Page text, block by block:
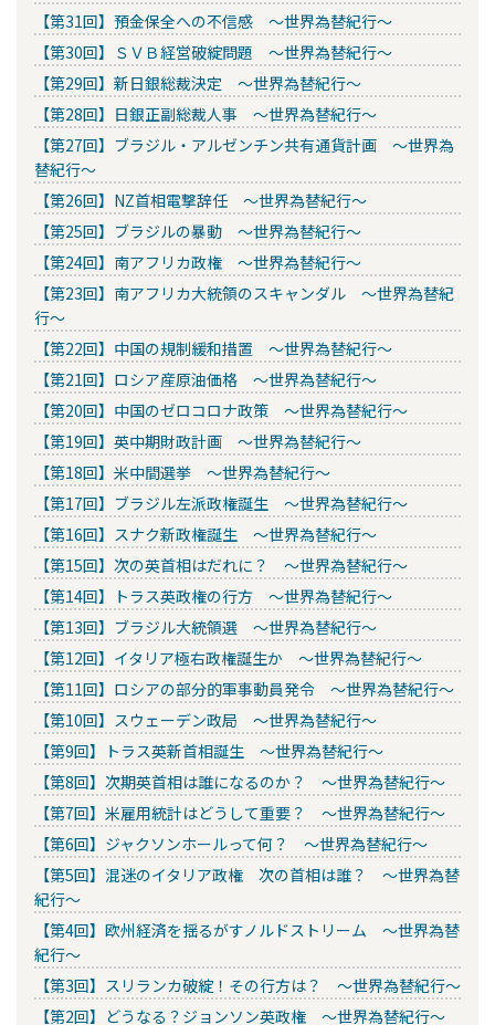
【第31回】預金保全への不信感 ～世界為替紀行～
【第30回】ＳＶＢ経営破綻問題 ～世界為替紀行～
【第29回】新日銀総裁決定 ～世界為替紀行～
【第28回】日銀正副総裁人事 ～世界為替紀行～
【第27回】ブラジル・アルゼンチン共有通貨計画 ～世界為
替紀行～
【第26回】NZ首相電撃辞任 ～世界為替紀行～
【第25回】ブラジルの暴動 ～世界為替紀行～
【第24回】南アフリカ政権 ～世界為替紀行～
【第23回】南アフリカ大統領のスキャンダル ～世界為替紀
行～
【第22回】中国の規制緩和措置 ～世界為替紀行～
【第21回】ロシア産原油価格 ～世界為替紀行～
【第20回】中国のゼロコロナ政策 ～世界為替紀行～
【第19回】英中期財政計画 ～世界為替紀行～
【第18回】米中間選挙 ～世界為替紀行～
【第17回】ブラジル左派政権誕生 ～世界為替紀行～
【第16回】スナク新政権誕生 ～世界為替紀行～
【第15回】次の英首相はだれに？ ～世界為替紀行～
【第14回】トラス英政権の行方 ～世界為替紀行～
【第13回】ブラジル大統領選 ～世界為替紀行～
【第12回】イタリア極右政権誕生か ～世界為替紀行～
【第11回】ロシアの部分的軍事動員発令 ～世界為替紀行～
【第10回】スウェーデン政局 ～世界為替紀行～
【第9回】トラス英新首相誕生 ～世界為替紀行～
【第8回】次期英首相は誰になるのか？ ～世界為替紀行～
【第7回】米雇用統計はどうして重要？ ～世界為替紀行～
【第6回】ジャクソンホールって何？ ～世界為替紀行～
【第5回】混迷のイタリア政権 次の首相は誰？ ～世界為替
紀行～
【第4回】欧州経済を揺るがすノルドストリーム ～世界為替
紀行～
【第3回】スリランカ破綻！その行方は？ ～世界為替紀行～
【第2回】どうなる？ジョンソン英政権 ～世界為替紀行～